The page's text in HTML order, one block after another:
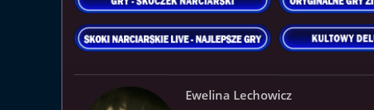
Ewelina Lechowicz